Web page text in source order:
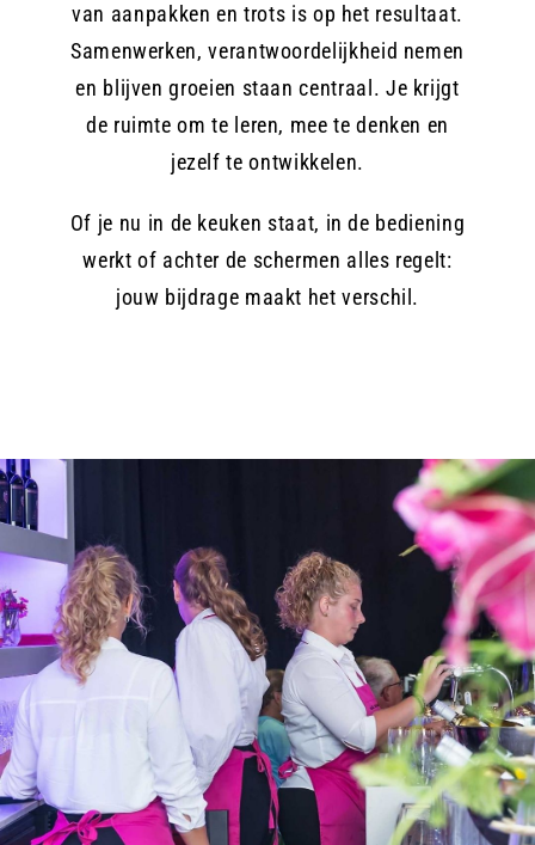
van aanpakken en trots is op het resultaat.
Samenwerken, verantwoordelijkheid nemen
en blijven groeien staan centraal. Je krijgt
de ruimte om te leren, mee te denken en
jezelf te ontwikkelen.
Of je nu in de keuken staat, in de bediening
werkt of achter de schermen alles regelt:
jouw bijdrage maakt het verschil.